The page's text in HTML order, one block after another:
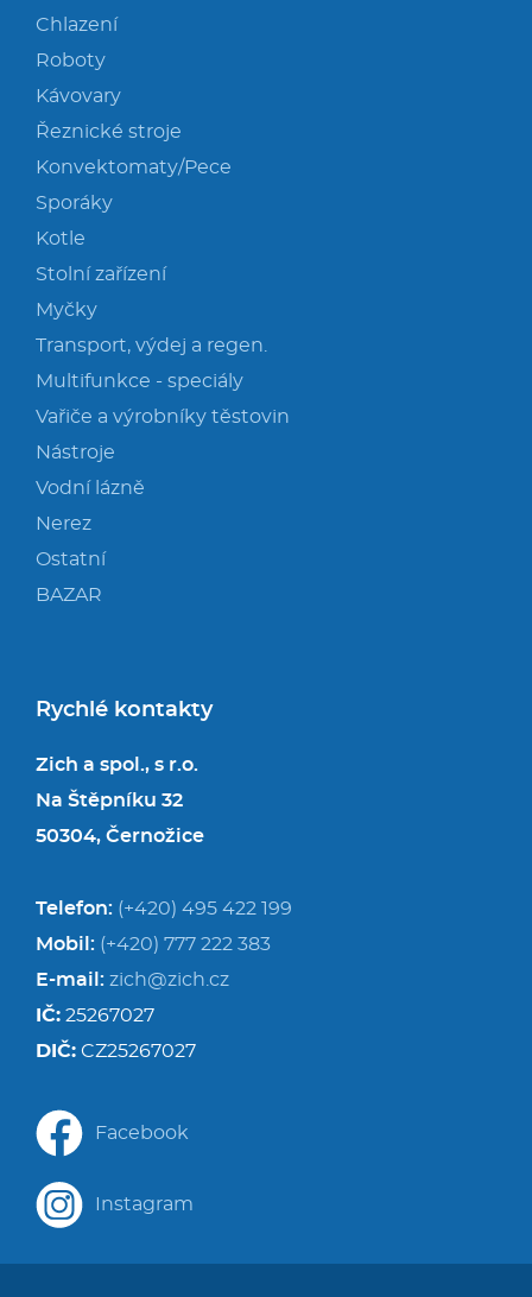
Chlazení
Roboty
Kávovary
Řeznické stroje
Konvektomaty/Pece
Sporáky
Kotle
Stolní zařízení
Myčky
Transport, výdej a regen.
Multifunkce - speciály
Vařiče a výrobníky těstovin
Nástroje
Vodní lázně
Nerez
Ostatní
BAZAR
Rychlé kontakty
Zich a spol., s r.o.
Na Štěpníku 32
50304, Černožice
Telefon: (+420) 495 422 199
Mobil: (+420) 777 222 383
E-mail: zich@zich.cz
IČ: 25267027
DIČ: CZ25267027
Facebook
Instagram